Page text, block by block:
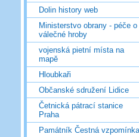
Dolin history web
Ministerstvo obrany - péče o
válečné hroby
vojenská pietní místa na
mapě
Hloubkaři
Občanské sdružení Lidice
Četnická pátrací stanice
Praha
Památník Čestná vzpomínka